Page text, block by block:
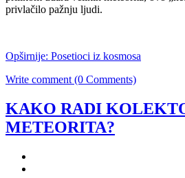
privlačilo pažnju ljudi.
Opširnije: Posetioci iz kosmosa
Write comment (0 Comments)
KAKO RADI
METEORITA?